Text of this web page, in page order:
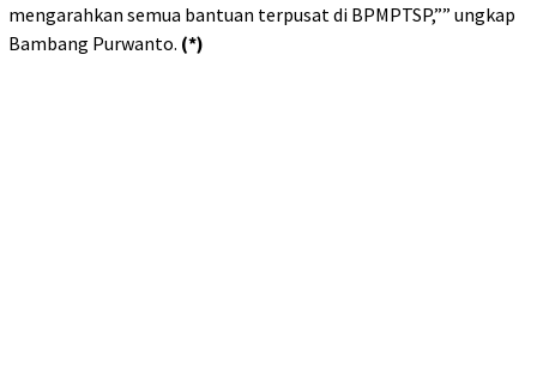
mengarahkan semua bantuan terpusat di BPMPTSP,”” ungkap
Bambang Purwanto. (*)